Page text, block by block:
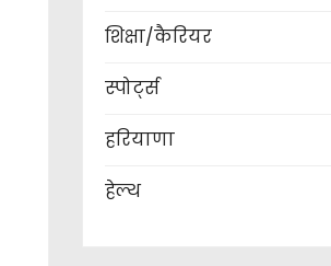
शिक्षा/कैरियर
स्पोर्ट्स
हरियाणा
हेल्थ